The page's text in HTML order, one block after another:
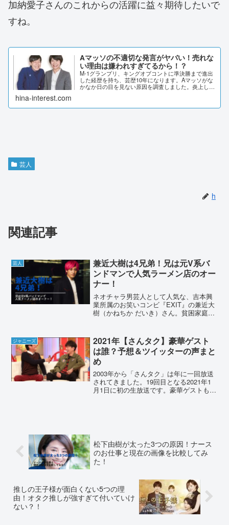
加納愛子さんのこれからの活躍に益々期待したいで
すね。
Aマッソの不適切な発言がヤバい！売れな
い理由は嫌われすぎてるから！？
M-1グランプリ、キングオブコントに準決勝まで進出
した経歴を持ち、芸歴10年になります。Aマッソがな
かなか日の目を見ない原因を調査しました。炎上した
hina-interest.com
芸人
h
関連記事
芸人
兼近大樹は4兄弟！兄は元V系バ
ンドマンで人気ラーメン店のオー
ナー！
ネオチャラ男芸人として人気な、吉本興
業所属のお笑いコンビ『EXIT』の兼近大
樹（かねちか だいき）さん。貧困家庭で
なのだとか。今回は、兼近大樹さんの3人
の兄弟を調査して...
ジャニーズ
2021年【さんタク】豪華ゲスト
は誰？予想＆ツイッターの声まと
め
2003年から「さんタク」は年に一回放送
されてきました。19回目となる2021年1
月1日に初の生放送です。豪華ゲストも出
松下由樹が太った3つの原因！ナース
のお仕事と現在の画像を比較してみ
た！
推しの王子様が面白くない5つの理
由！オタク推しが強すぎて付いていけ
ない？！